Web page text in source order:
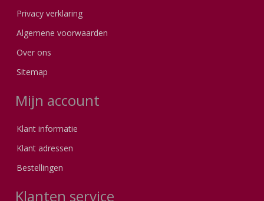
Privacy verklaring
Algemene voorwaarden
Over ons
Sitemap
Mijn account
Klant informatie
Klant adressen
Bestellingen
Klanten service